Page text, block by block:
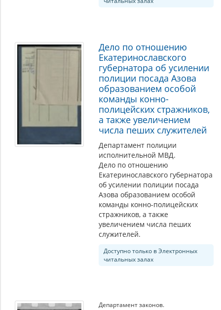
Дело по отношению
Екатеринославского
губернатора об усилении
полиции посада Азова
образованием особой
команды конно-
полицейских стражников,
а также увеличением
числа пеших служителей
Департамент полиции
исполнительной МВД.
Дело по отношению
Екатеринославского губернатора
об усилении полиции посада
Азова образованием особой
команды конно-полицейских
стражников, а также
увеличением числа пеших
служителей.
Доступно только в Электронных
читальных залах
Департамент законов.